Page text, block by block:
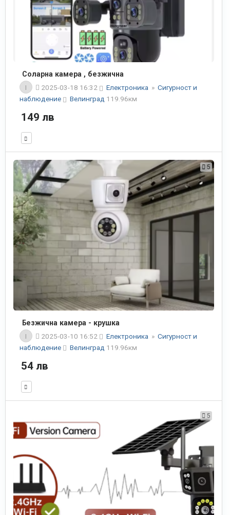
Соларна камера , безжична
I
2025-03-18 16:32 Електроника » Сигурност и
наблюдение
Велинград 119.96км
149 лв
5
Безжична камера - крушка
I
2025-03-10 16:52 Електроника » Сигурност и
наблюдение
Велинград 119.96км
54 лв
5